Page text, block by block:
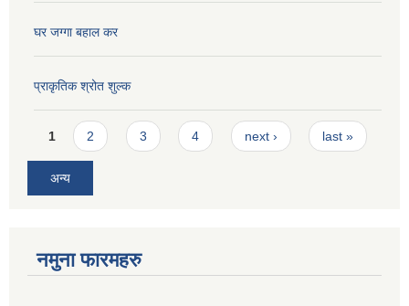
घर जग्गा बहाल कर
प्राकृतिक श्रोत शुल्क
Pages
1 2 3 4 next › last »
अन्य
नमुना फारमहरु